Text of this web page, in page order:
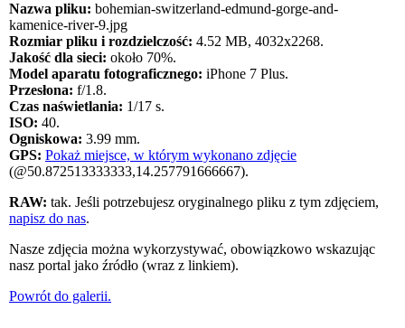
Nazwa pliku: bohemian-switzerland-edmund-gorge-and-
kamenice-river-9.jpg
Rozmiar pliku i rozdzielczość: 4.52 MB, 4032x2268.
Jakość dla sieci: około 70%.
Model aparatu fotograficznego: iPhone 7 Plus.
Przesłona: f/1.8.
Czas naświetlania: 1/17 s.
ISO: 40.
Ogniskowa: 3.99 mm.
GPS: Pokaż miejsce, w którym wykonano zdjęcie
(@50.872513333333,14.257791666667).
RAW: tak. Jeśli potrzebujesz oryginalnego pliku z tym zdjęciem,
napisz do nas.
Nasze zdjęcia można wykorzystywać, obowiązkowo wskazując
nasz portal jako źródło (wraz z linkiem).
Powrót do galerii.